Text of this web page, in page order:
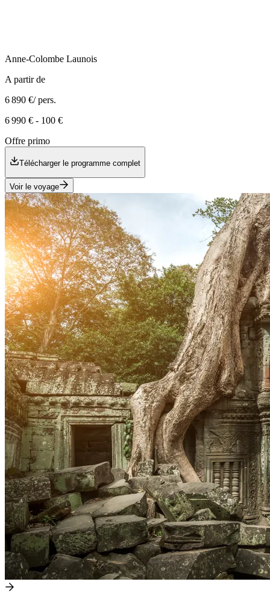
Anne-Colombe Launois
A partir de
6 890 €/ pers.
6 990 € - 100 €
Offre primo
Télécharger le programme complet
Voir le voyage